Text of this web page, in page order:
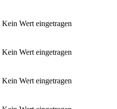
Kein Wert eingetragen
Kein Wert eingetragen
Kein Wert eingetragen